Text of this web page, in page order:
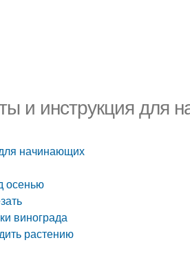
и инструкция для
начинающих
осенью
винограда
растению